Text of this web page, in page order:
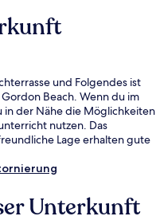
und Folgendes ist
Beach. Wenn du im
in der Nähe die Möglichkeiten
nutzen. Das
Lage erhalten gute
Unterkunft